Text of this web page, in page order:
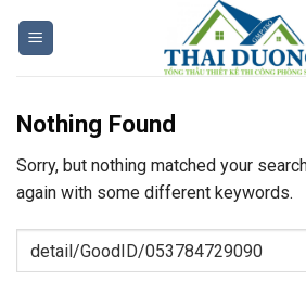
Nothing Found
Sorry, but nothing matched your
again with some different keywords.